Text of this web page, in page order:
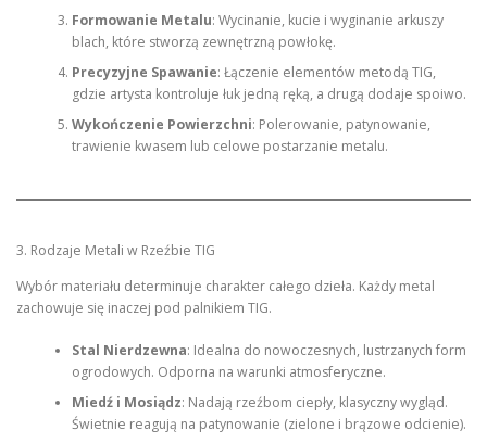
Formowanie Metalu: Wycinanie, kucie i wyginanie arkuszy
blach, które stworzą zewnętrzną powłokę.
Precyzyjne Spawanie: Łączenie elementów metodą TIG,
gdzie artysta kontroluje łuk jedną ręką, a drugą dodaje spoiwo.
Wykończenie Powierzchni: Polerowanie, patynowanie,
trawienie kwasem lub celowe postarzanie metalu.
3. Rodzaje Metali w Rzeźbie TIG
Wybór materiału determinuje charakter całego dzieła. Każdy metal
zachowuje się inaczej pod palnikiem TIG.
Stal Nierdzewna: Idealna do nowoczesnych, lustrzanych form
ogrodowych. Odporna na warunki atmosferyczne.
Miedź i Mosiądz: Nadają rzeźbom ciepły, klasyczny wygląd.
Świetnie reagują na patynowanie (zielone i brązowe odcienie).